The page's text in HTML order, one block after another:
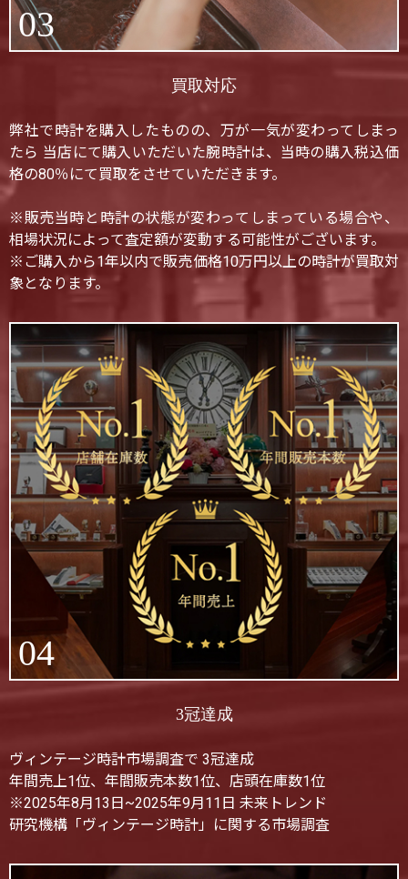
03
買取対応
弊社で時計を購入したものの、万が一気が変わってしまっ
たら 当店にて購入いただいた腕時計は、当時の購入税込価
格の80％にて買取をさせていただきます。
※販売当時と時計の状態が変わってしまっている場合や、
相場状況によって査定額が変動する可能性がございます。
※ご購入から1年以内で販売価格10万円以上の時計が買取対
象となります。
04
3冠達成
ヴィンテージ時計市場調査で 3冠達成
年間売上1位、年間販売本数1位、店頭在庫数1位
※2025年8月13日~2025年9月11日 未来トレンド
研究機構「ヴィンテージ時計」に関する市場調査